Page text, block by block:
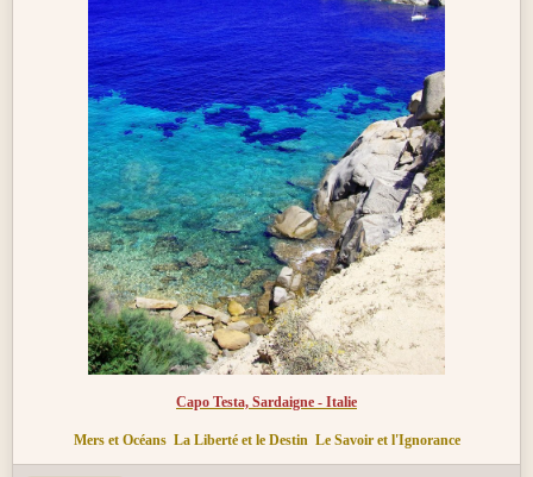
Capo Testa, Sardaigne - Italie
Mers et Océans La Liberté et le Destin Le Savoir et l'Ignorance